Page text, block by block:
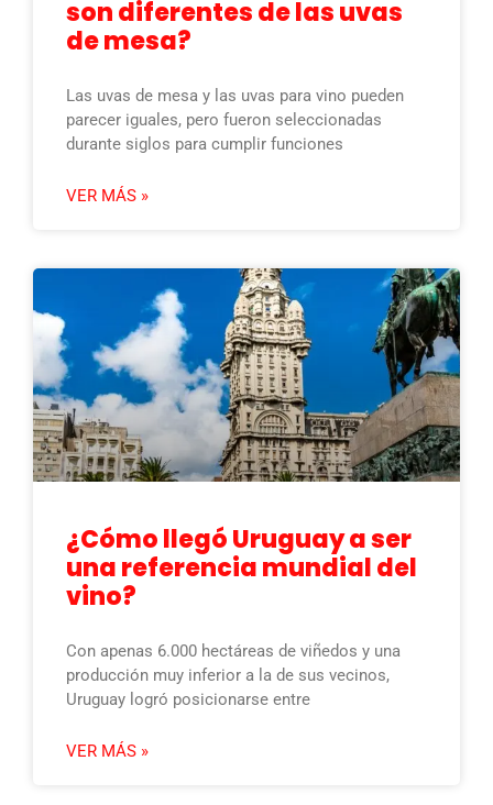
son diferentes de las uvas
de mesa?
Las uvas de mesa y las uvas para vino pueden
parecer iguales, pero fueron seleccionadas
durante siglos para cumplir funciones
VER MÁS »
¿Cómo llegó Uruguay a ser
una referencia mundial del
vino?
Con apenas 6.000 hectáreas de viñedos y una
producción muy inferior a la de sus vecinos,
Uruguay logró posicionarse entre
VER MÁS »